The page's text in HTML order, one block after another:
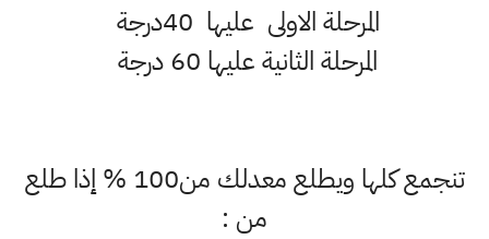
المرحلة الاولى عليها 40‎درجة
المرحلة الثانية عليها 60‌‎ درجة
تنجمع كلها ويطلع معدلك من100 % إذا طلع
من :